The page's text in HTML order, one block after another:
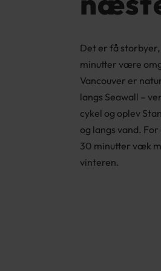
Det er få
minutter være
Vancouver er
langs Seawall –
cykel og oplev
og langs vand.
30 minutter væk
vinteren.